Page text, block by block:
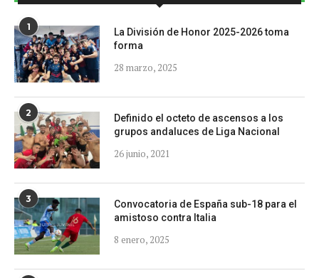
1
La División de Honor 2025-2026 toma
forma
28 marzo, 2025
2
Definido el octeto de ascensos a los
grupos andaluces de Liga Nacional
26 junio, 2021
3
Convocatoria de España sub-18 para el
amistoso contra Italia
8 enero, 2025